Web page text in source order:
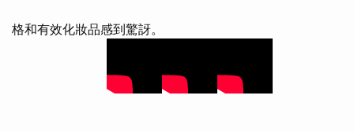
格和有效化妝品感到驚訝。